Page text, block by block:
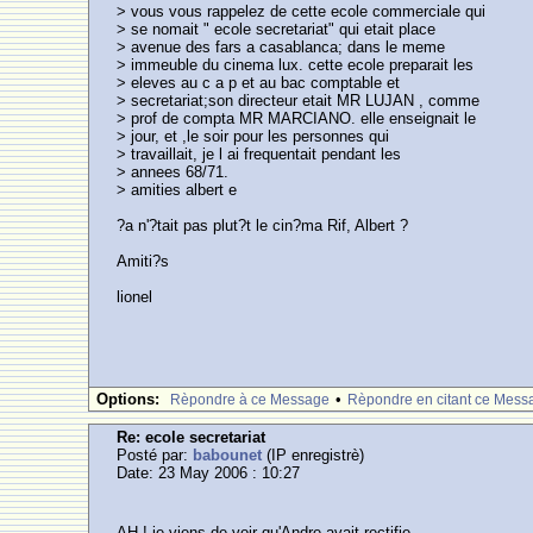
> vous vous rappelez de cette ecole commerciale qui
> se nomait " ecole secretariat" qui etait place
> avenue des fars a casablanca; dans le meme
> immeuble du cinema lux. cette ecole preparait les
> eleves au c a p et au bac comptable et
> secretariat;son directeur etait MR LUJAN , comme
> prof de compta MR MARCIANO. elle enseignait le
> jour, et ,le soir pour les personnes qui
> travaillait, je l ai frequentait pendant les
> annees 68/71.
> amities albert e
?a n'?tait pas plut?t le cin?ma Rif, Albert ?
Amiti?s
lionel
Options: Rèpondre à ce Message • Rèpondre en citant ce
Re: ecole secretariat
Posté par: babounet (IP enregistrè)
Date: 23 May 2006 : 10:27